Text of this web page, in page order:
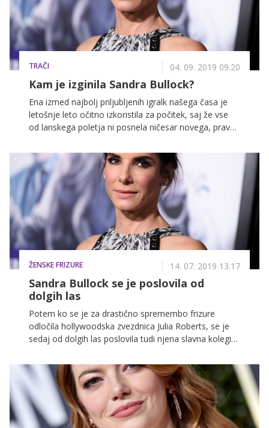
TRAČI 04. 09. 2019 09.20
Kam je izginila Sandra Bullock?
Ena izmed najbolj priljubljenih igralk našega časa je
letošnje leto očitno izkoristila za počitek, saj že vse
od lanskega poletja ni posnela ničesar novega, prav
projekt. V javnosti se pojavi le redko, pa še takrat v
spremstvu partnerja in otrok.
ŽENSKE FRIZURE 14. 07. 2019 13.17
Sandra Bullock se je poslovila od
dolgih las
Potem ko se je za drastično spremembo frizure
odločila hollywoodska zvezdnica Julia Roberts, se je
sedaj od dolgih las poslovila tudi njena slavna kolegica
najbolj vročo frizuro zadnjih let!